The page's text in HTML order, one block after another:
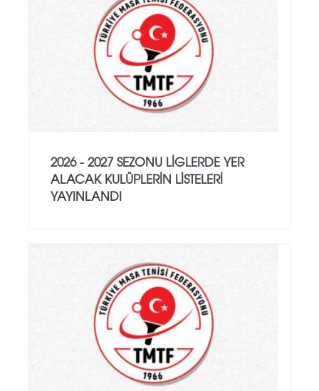
2026 - 2027 SEZONU LIGLERDE YER
ALACAK KULÜPLERIN LISTELERI
YAYINLANDI